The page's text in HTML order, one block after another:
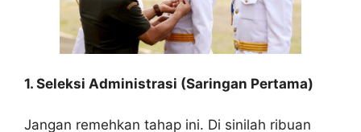
1. Seleksi Administrasi (Saringan Pertama)
Jangan remehkan tahap ini. Di sinilah ribuan